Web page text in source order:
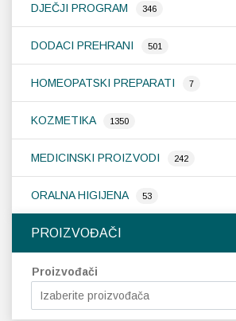
DJEČJI PROGRAM 346
DODACI PREHRANI 501
HOMEOPATSKI PREPARATI 7
KOZMETIKA 1350
MEDICINSKI PROIZVODI 242
ORALNA HIGIJENA 53
PROIZVOĐAČI
Proizvođači